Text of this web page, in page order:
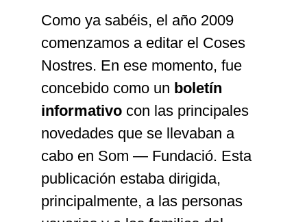
Como ya sabéis, el año 2009
comenzamos a editar el Coses
Nostres. En ese momento, fue
concebido como un boletín
informativocon las principales
novedades que se llevaban a
cabo en Som — Fundació. Esta
publicación estaba dirigida,
principalmente, a las personas